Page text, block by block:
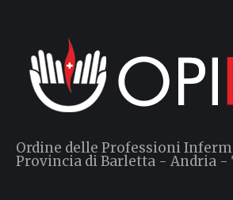
Ordine delle Professioni
Provincia di Barletta - Andria -